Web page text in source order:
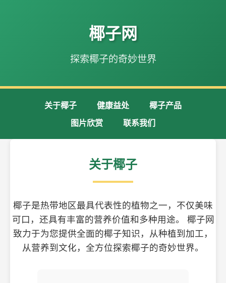
椰子网
探索椰子的奇妙世界
关于椰子 健康益处
椰子产品
图片欣赏
联系我们
关于椰子
椰子是热带地区最具代表性的植物之一，不仅美味
可口，还具有丰富的营养价值和多种用途。 椰子网
致力于为您提供全面的椰子知识，从种植到加工，
从营养到文化，全方位探索椰子的奇妙世界。